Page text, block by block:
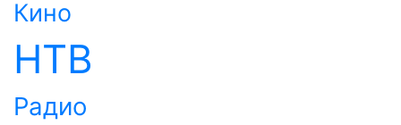
Кино
НТВ
Радио